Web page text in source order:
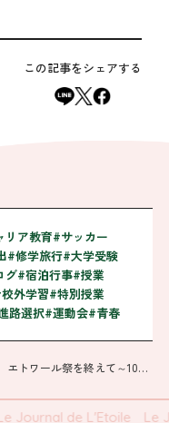
この記事をシェアする
リア教育#サッカー
#修学旅行#大学受験
グ#宿泊行事#授業
外学習#特別授業
路選択#運動会#青春
エトワール祭を終えて～100％楽しめる場所を目指して
Journal de L'Etoile Le